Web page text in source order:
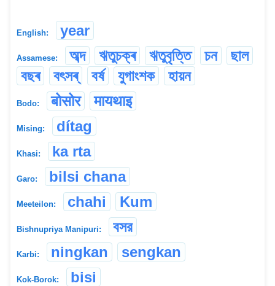
English: year
Assamese: অব্দ ঋতুচক্ৰ ঋতুবৃত্তি চন
ছাল
বছৰ
বৎসৰ্ বৰ্ষ যুগাংশক হায়ন
Bodo: बोसोर मायथाइ
Mising: dítag
Khasi: ka rta
Garo: bilsi chana
Meeteilon: chahi Kum
Bishnupriya Manipuri: বসর
Karbi: ningkan sengkan
Kok-Borok: bisi